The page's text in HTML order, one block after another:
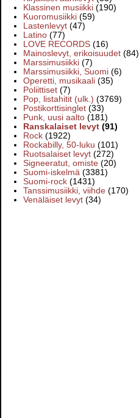
Klassinen musiikki (190)
Kuoromusiikki (59)
Lastenlevyt (47)
Latino (77)
LOVE RECORDS (16)
Mainoslevyt, erikoisuudet (84)
Marssimusiikki (7)
Marssimusiikki, Suomi (6)
Operetti, musikaali (35)
Poliittiset (7)
Pop, listahitit (ulk.) (3769)
Postikorttisinglet (33)
Punk, uusi aalto (181)
Ranskalaiset levyt (91)
Rock (1922)
Rockabilly, 50-luku (101)
Ruotsalaiset levyt (272)
Signeeratut, omiste (20)
Suomi-iskelmä (3381)
Suomi-rock (1431)
Tanssimusiikki, viihde (170)
Venäläiset levyt (34)